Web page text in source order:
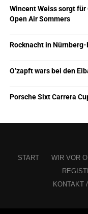
Wincent Weiss sorgt
Open Air Sommers
Rocknacht in
O’zapft wars bei den
Porsche Sixt Carrera
START WIR VOR
KONTAKT